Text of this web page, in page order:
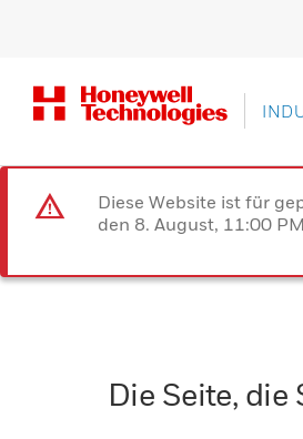
Diese Website ist für
den 8. August, 11:00
Die Seite,